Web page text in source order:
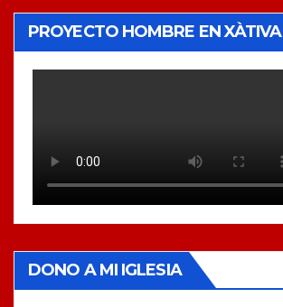
PROYECTO HOMBRE EN XÀTIVA
DONO A MI IGLESIA